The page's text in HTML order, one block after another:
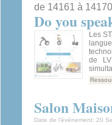
de 14161 à
Do you
Les
de
Salon
Date de l’événement: 20